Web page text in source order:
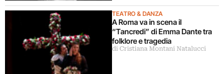
TEATRO & DANZA
A Roma va in scena il
“Tancredi” di Emma Dante tra
folklore e tragedia
di Cristiana Montani Natalucci